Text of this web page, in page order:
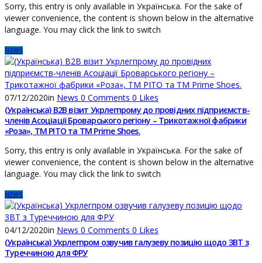
Sorry, this entry is only available in Українська. For the sake of
viewer convenience, the content is shown below in the alternative
language. You may click the link to switch
NEWS
07/12/2020in News 0 Comments 0 Likes
(Українська) В2В візит Укрлегпрому до провідних підприємств-
членів Асоціації Броварського регіону – Трикотажної фабрики
«Роза», ТМ РІТО та ТМ Prime Shoes.
Sorry, this entry is only available in Українська. For the sake of
viewer convenience, the content is shown below in the alternative
language. You may click the link to switch
NEWS
04/12/2020in News 0 Comments 0 Likes
(Українська) Укрлегпром озвучив галузеву позицію щодо ЗВТ з
Туреччиною для ФРУ